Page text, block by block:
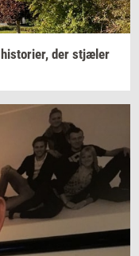
hi­sto­ri­er, der stjæ­ler